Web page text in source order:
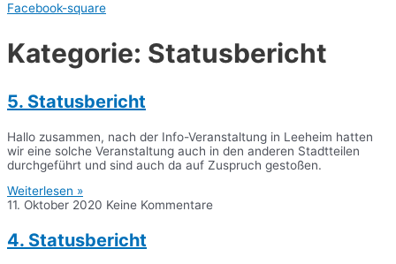
Facebook-square
Kategorie: Statusbericht
5. Statusbericht
Hallo zusammen, nach der Info-Veranstaltung in Leeheim hatten
wir eine solche Veranstaltung auch in den anderen Stadtteilen
durchgeführt und sind auch da auf Zuspruch gestoßen.
Weiterlesen »
11. Oktober 2020 Keine Kommentare
4. Statusbericht